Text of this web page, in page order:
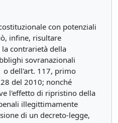
con potenziali
infine, risultare
contrarietà della
sovranazionali
o dell'art. 117, primo
del 2010; nonché
l'effetto di ripristino della
illegittimamente
di un decreto-legge,